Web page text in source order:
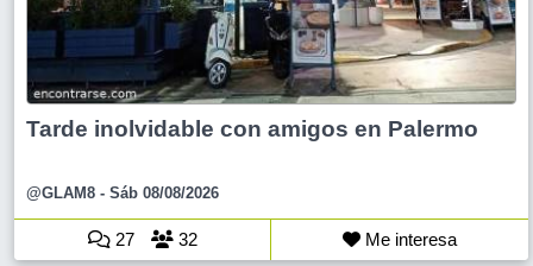
Tarde inolvidable con amigos en Palermo
@GLAM8 - Sáb 08/08/2026
27 32 Me interesa